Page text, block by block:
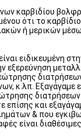
καρβιδίου
ότι το
ή μερικών
εξερεύνηση
κ.λπ. Εξαγάγαμε
επίσης και
& που
είναι